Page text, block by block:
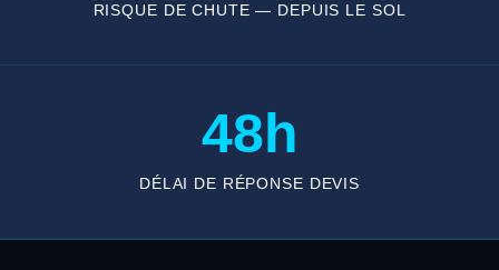
RISQUE DE CHUTE — DEPUIS LE SOL
48h
DÉLAI DE RÉPONSE DEVIS